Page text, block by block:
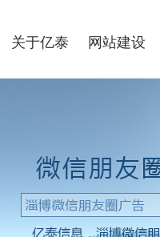
关于亿泰 网站建设